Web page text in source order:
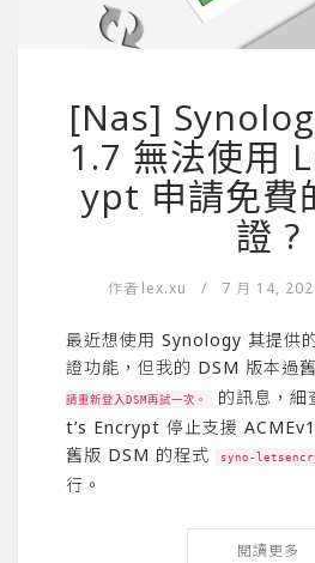
[Nas]
1.7 無法使用
ypt 申請免費
證 ?
作者 lex.xu / 7 月 14,
最近想使用 Synology 其提供
證功能，但我的 DSM 版本過
請重新登入DSM再試一次。
的訊息，細
t’s Encrypt 停止支援
舊版 DSM 的程式
syno-
行。
閱讀更多